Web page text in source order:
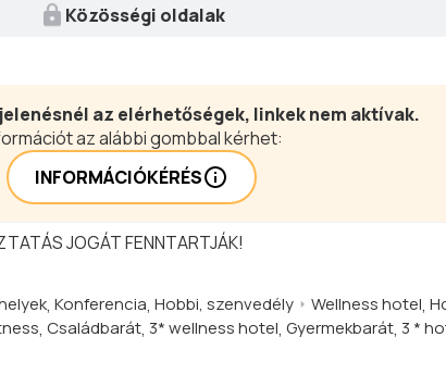
Közösségi oldalak
az elérhetőségek, linkek nem aktívak.
az alábbi gombbal kérhet:
INFORMÁCIÓKÉRÉS
JOGÁT FENNTARTJÁK!
, Konferencia, Hobbi, szenvedély Wellness hotel,
, Családbarát, 3* wellness hotel, Gyermekbarát, 3 *